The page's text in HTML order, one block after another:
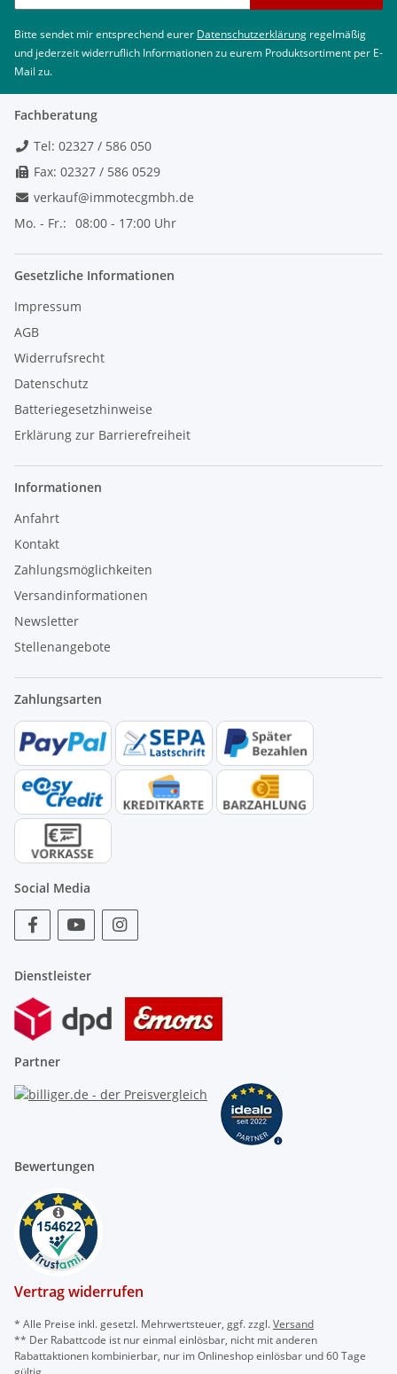
Bitte sendet mir entsprechend eurer Datenschutzerklärung regelmäßig
und jederzeit widerruflich Informationen zu eurem Produktsortiment per E-
Mail zu.
Fachberatung
Tel: 02327 / 586 050
Fax: 02327 / 586 0529
verkauf@immotecgmbh.de
Mo. - Fr.: 08:00 - 17:00 Uhr
Gesetzliche Informationen
Impressum
AGB
Widerrufsrecht
Datenschutz
Batteriegesetzhinweise
Erklärung zur Barrierefreiheit
Informationen
Anfahrt
Kontakt
Zahlungsmöglichkeiten
Versandinformationen
Newsletter
Stellenangebote
Zahlungsarten
Social Media
Dienstleister
Partner
Bewertungen
Vertrag widerrufen
* Alle Preise inkl. gesetzl. Mehrwertsteuer, ggf. zzgl.Versand
** Der Rabattcode ist nur einmal einlösbar, nicht mit anderen
Rabattaktionen kombinierbar, nur im Onlineshop einlösbar und 60 Tage